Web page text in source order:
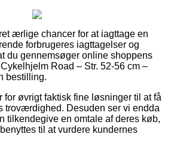
ærlige chancer for at iagttage en
forbrugeres iagttagelser og
du gennemsøger online shoppens
Road – Str. 52-56 cm –
bestilling.
for øvrigt faktisk fine løsninger til at få
troværdighed. Desuden ser vi endda
tilkendegive en omtale af deres køb,
til at vurdere kundernes